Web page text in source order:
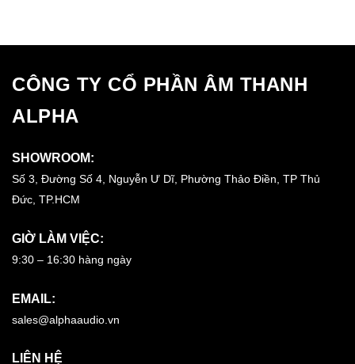
CÔNG TY CỔ PHẦN ÂM THANH
ALPHA
SHOWROOM:
Số 3, Đường Số 4, Nguyễn Ư Dĩ, Phường Thảo Điền, TP Thủ
Đức, TP.HCM
GIỜ LÀM VIỆC:
9:30 – 16:30 hàng ngày
EMAIL:
sales@alphaaudio.vn
LIÊN HỆ